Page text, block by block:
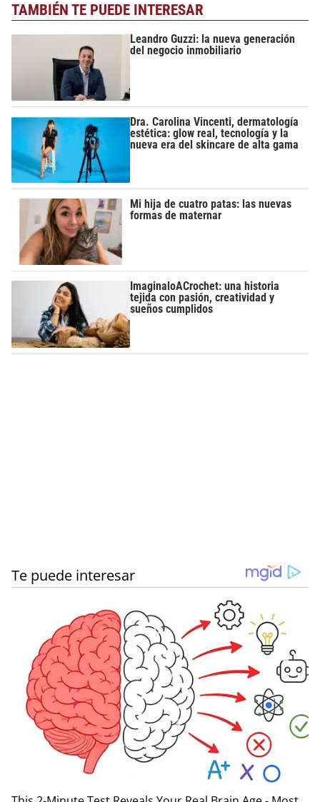
TAMBIÉN TE PUEDE INTERESAR
Leandro Guzzi: la nueva generación
del negocio inmobiliario
Dra. Carolina Vincenti, dermatología
estética: glow real, tecnología y la
nueva era del skincare de alta gama
Mi hija de cuatro patas: las nuevas
formas de maternar
ImaginaloACrochet: una historia
tejida con pasión, creatividad y
sueños cumplidos